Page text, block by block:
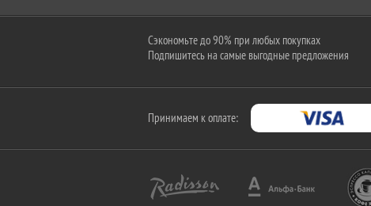
Сэкономьте до 90% при любых покупках
Подпишитесь на самые выгодные предложения
Принимаем к оплате: